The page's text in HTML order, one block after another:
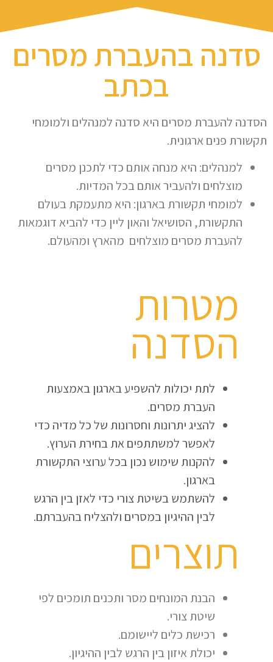
סדנה בהעברת מסרים
בכתב
הסדנה להעברת מסרים היא סדנה למנהלים ולמומחי
תקשורת פנים ארגונית.
למנהלים: היא מנחה אותם כדי לתכנן מסרים
מוצלחים ולהעביר אותם בכל המדיות.
למומחי תקשורת בארגון: היא מתעמקת בעולם
התקשורת, הסושיאל והאון ליין כדי להביא דוגמאות
להעברת מסרים מוצלחים מהארץ ומהעולם.
מטרות
הסדנה
לתת יכולות להשפיע בארגון באמצעות
העברת מסרים.
להציג יתרונות וחסרונות של כל מדיה כדי
לאפשר למשתתפים את בחירת הערוץ.
להקנות שימוש נכון בכל ערוצי התקשורת
בארגון.
להשתמש בשיטת צורי כדי לאזן בין הרגש
לבין ההיגיון במסרים ולהצליח בהעברתם.
הבנת המונחים מסר ותכנים תומכים לפי
שיטת צורי.
רכישת כלים ליישומם.
יכולת איזון בין הרגש לבין ההיגיון.
תוצרים